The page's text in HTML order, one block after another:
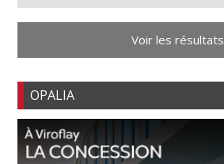
Voir les résultats
OPALIA